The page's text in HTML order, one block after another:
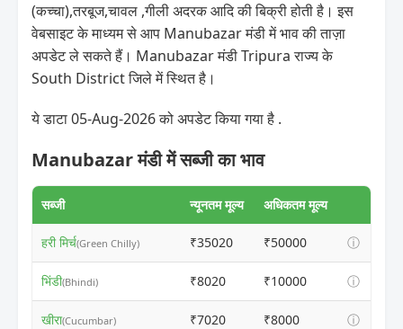
(कच्चा),तरबूज,चावल ,गीली अदरक आदि की बिक्री होती है। इस
वेबसाइट के माध्यम से आप Manubazar मंडी में भाव की ताज़ा
अपडेट ले सकते हैं। Manubazar मंडी Tripura राज्य के
South District जिले में स्थित है।
ये डाटा 05-Aug-2026 को अपडेट किया गया है .
Manubazar मंडी में सब्जी का भाव
सब्जी न्यूनतम मूल्य अधिकतम मूल्य
हरी मिर्च(Green Chilly) ₹35020 ₹50000 ⓘ
भिंडी(Bhindi) ₹8020 ₹10000 ⓘ
खीरा(Cucumbar) ₹7020 ₹8000 ⓘ